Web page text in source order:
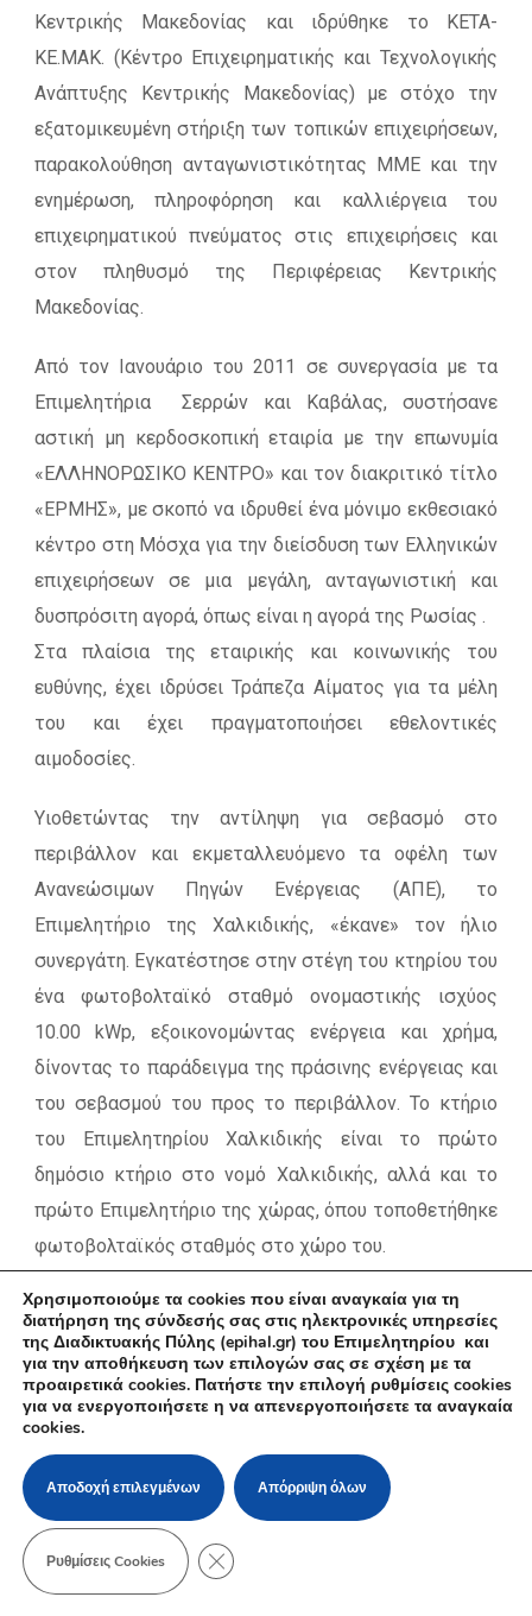
Κεντρικής Μακεδονίας και ιδρύθηκε το ΚΕΤΑ-
ΚΕ.ΜΑΚ. (Κέντρο Επιχειρηματικής και Τεχνολογικής
Ανάπτυξης Κεντρικής Μακεδονίας) με στόχο την
εξατομικευμένη στήριξη των τοπικών επιχειρήσεων,
παρακολούθηση ανταγωνιστικότητας ΜΜΕ και την
ενημέρωση, πληροφόρηση και καλλιέργεια του
επιχειρηματικού πνεύματος στις επιχειρήσεις και
στον πληθυσμό της Περιφέρειας Κεντρικής
Μακεδονίας.
Από τον Ιανουάριο του 2011 σε συνεργασία με τα
Επιμελητήρια Σερρών και Καβάλας, συστήσανε
αστική μη κερδοσκοπική εταιρία με την επωνυμία
«ΕΛΛΗΝΟΡΩΣΙΚΟ ΚΕΝΤΡΟ» και τον διακριτικό τίτλο
«ΕΡΜΗΣ», με σκοπό να ιδρυθεί ένα μόνιμο εκθεσιακό
κέντρο στη Μόσχα για την διείσδυση των Ελληνικών
επιχειρήσεων σε μια μεγάλη, ανταγωνιστική και
δυσπρόσιτη αγορά, όπως είναι η αγορά της Ρωσίας .
Στα πλαίσια της εταιρικής και κοινωνικής του
ευθύνης, έχει ιδρύσει Τράπεζα Αίματος για τα μέλη
του και έχει πραγματοποιήσει εθελοντικές
αιμοδοσίες.
Υιοθετώντας την αντίληψη για σεβασμό στο
περιβάλλον και εκμεταλλευόμενο τα οφέλη των
Ανανεώσιμων Πηγών Ενέργειας (ΑΠΕ), το
Επιμελητήριο της Χαλκιδικής, «έκανε» τον ήλιο
συνεργάτη. Εγκατέστησε στην στέγη του κτηρίου του
ένα φωτοβολταϊκό σταθμό ονομαστικής ισχύος
10.00 kWp, εξοικονομώντας ενέργεια και χρήμα,
δίνοντας το παράδειγμα της πράσινης ενέργειας και
του σεβασμού του προς το περιβάλλον. Το κτήριο
του Επιμελητηρίου Χαλκιδικής είναι το πρώτο
δημόσιο κτήριο στο νομό Χαλκιδικής, αλλά και το
πρώτο Επιμελητήριο της χώρας, όπου τοποθετήθηκε
φωτοβολταϊκός σταθμός στο χώρο του.
Επιπλέον με το μήνυμα «Ανακυκλώστε με το
Επιμελητήριο Χαλκιδικής», ξεκίνησε μια εκστρατεία
για την προστασία του περιβάλλοντος μέσω της
ανακύκλωσης των παλαιών ηλεκτρικών συσκευών
σύνθημα και το στόχο για το μέλλον, προσπαθώντας
να διαμορφώσει κανόνες «οικολογικής
συμπεριφοράς» όχι μόνο στις νεαρές ηλικίες του
τόπου του, αλλά για όλη την κοινωνία μας.
Χρησιμοποιούμε τα cookies που είναι αναγκαία για τη
διατήρηση της σύνδεσής σας στις ηλεκτρονικές υπηρεσίες
της Διαδικτυακής Πύλης (epihal.gr) του Επιμελητηρίου και
για την αποθήκευση των επιλογών σας σε σχέση με τα
προαιρετικά cookies. Πατήστε την επιλογή ρυθμίσεις cookies
για να ενεργοποιήσετε η να απενεργοποιήσετε τα αναγκαία
cookies.
Αποδοχή επιλεγμένων Απόρριψη όλων
Ρυθμίσεις Cookies ΚΛΕΊΣΙΜΟ ΤΟΥ COOKIE BANNER ΓΙΑ